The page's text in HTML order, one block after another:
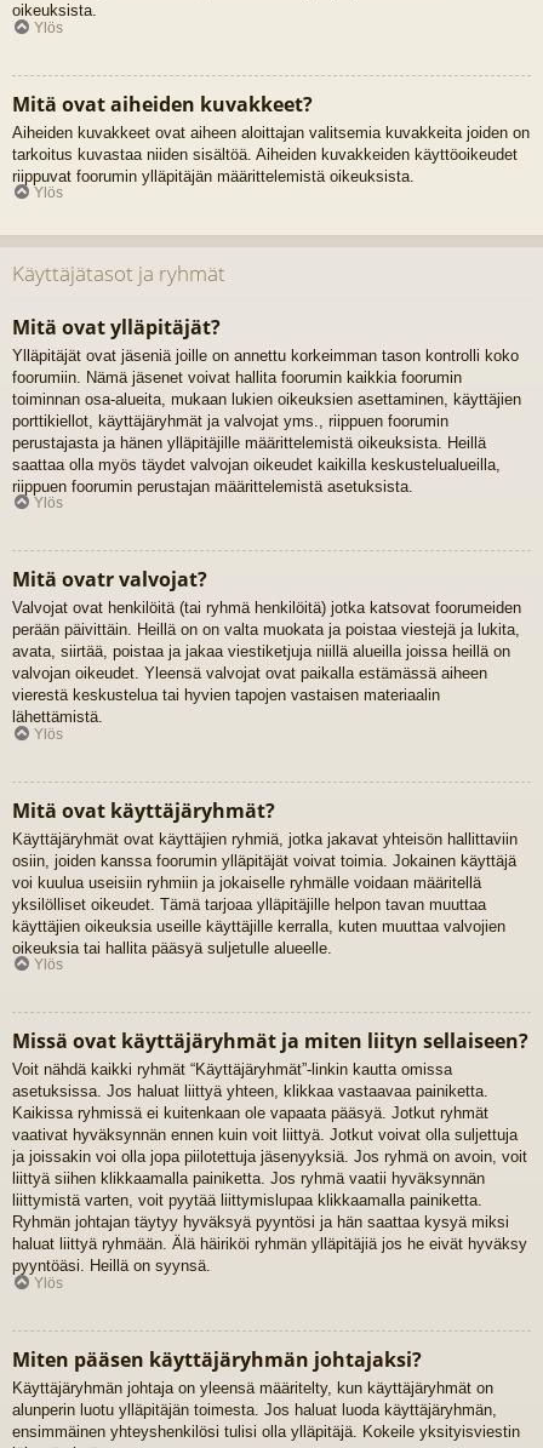
oikeuksista.
Ylös
Mitä ovat aiheiden kuvakkeet?
Aiheiden kuvakkeet ovat aiheen aloittajan valitsemia kuvakkeita joiden on
tarkoitus kuvastaa niiden sisältöä. Aiheiden kuvakkeiden käyttöoikeudet
riippuvat foorumin ylläpitäjän määrittelemistä oikeuksista.
Ylös
Käyttäjätasot ja ryhmät
Mitä ovat ylläpitäjät?
Ylläpitäjät ovat jäseniä joille on annettu korkeimman tason kontrolli koko
foorumiin. Nämä jäsenet voivat hallita foorumin kaikkia foorumin
toiminnan osa-alueita, mukaan lukien oikeuksien asettaminen, käyttäjien
porttikiellot, käyttäjäryhmät ja valvojat yms., riippuen foorumin
perustajasta ja hänen ylläpitäjille määrittelemistä oikeuksista. Heillä
saattaa olla myös täydet valvojan oikeudet kaikilla keskustelualueilla,
riippuen foorumin perustajan määrittelemistä asetuksista.
Ylös
Mitä ovatr valvojat?
Valvojat ovat henkilöitä (tai ryhmä henkilöitä) jotka katsovat foorumeiden
perään päivittäin. Heillä on on valta muokata ja poistaa viestejä ja lukita,
avata, siirtää, poistaa ja jakaa viestiketjuja niillä alueilla joissa heillä on
valvojan oikeudet. Yleensä valvojat ovat paikalla estämässä aiheen
vierestä keskustelua tai hyvien tapojen vastaisen materiaalin
lähettämistä.
Ylös
Mitä ovat käyttäjäryhmät?
Käyttäjäryhmät ovat käyttäjien ryhmiä, jotka jakavat yhteisön hallittaviin
osiin, joiden kanssa foorumin ylläpitäjät voivat toimia. Jokainen käyttäjä
voi kuulua useisiin ryhmiin ja jokaiselle ryhmälle voidaan määritellä
yksilölliset oikeudet. Tämä tarjoaa ylläpitäjille helpon tavan muuttaa
käyttäjien oikeuksia useille käyttäjille kerralla, kuten muuttaa valvojien
oikeuksia tai hallita pääsyä suljetulle alueelle.
Ylös
Missä ovat käyttäjäryhmät ja miten liityn sellaiseen?
Voit nähdä kaikki ryhmät “Käyttäjäryhmät”-linkin kautta omissa
asetuksissa. Jos haluat liittyä yhteen, klikkaa vastaavaa painiketta.
Kaikissa ryhmissä ei kuitenkaan ole vapaata pääsyä. Jotkut ryhmät
vaativat hyväksynnän ennen kuin voit liittyä. Jotkut voivat olla suljettuja
ja joissakin voi olla jopa piilotettuja jäsenyyksiä. Jos ryhmä on avoin, voit
liittyä siihen klikkaamalla painiketta. Jos ryhmä vaatii hyväksynnän
liittymistä varten, voit pyytää liittymislupaa klikkaamalla painiketta.
Ryhmän johtajan täytyy hyväksyä pyyntösi ja hän saattaa kysyä miksi
haluat liittyä ryhmään. Älä häiriköi ryhmän ylläpitäjiä jos he eivät hyväksy
pyyntöäsi. Heillä on syynsä.
Ylös
Miten pääsen käyttäjäryhmän johtajaksi?
Käyttäjäryhmän johtaja on yleensä määritelty, kun käyttäjäryhmät on
alunperin luotu ylläpitäjän toimesta. Jos haluat luoda käyttäjäryhmän,
ensimmäinen yhteyshenkilösi tulisi olla ylläpitäjä. Kokeile yksityisviestin